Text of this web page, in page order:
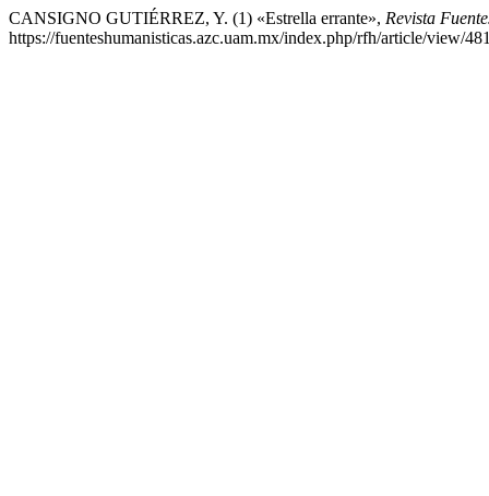
CANSIGNO GUTIÉRREZ, Y. (1) «Estrella errante», Revista
https://fuenteshumanisticas.azc.uam.mx/index.php/rfh/article/view/